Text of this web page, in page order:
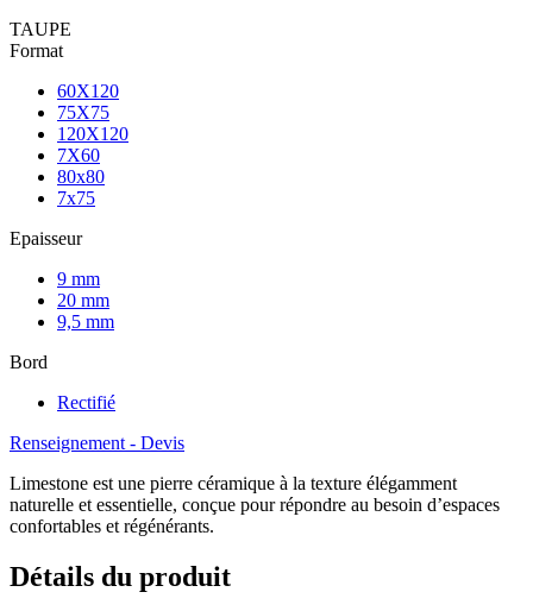
TAUPE
Format
60X120
75X75
120X120
7X60
80x80
7x75
Epaisseur
9 mm
20 mm
9,5 mm
Bord
Rectifié
Renseignement - Devis
Limestone est une pierre céramique à la texture élégamment
naturelle et essentielle, conçue pour répondre au besoin d’espaces
confortables et régénérants.
Détails du produit